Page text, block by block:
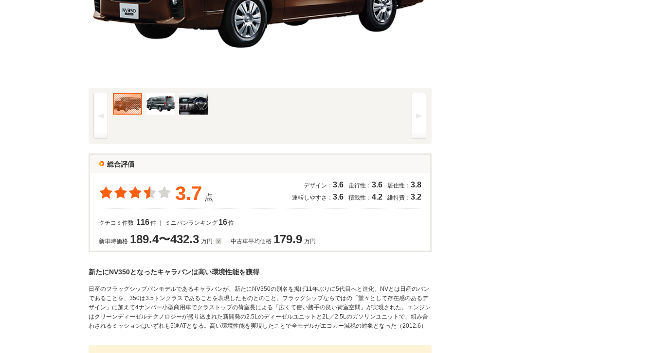
17年(H29)7月、MC時のフロント。仕様はグレードにより異なります (1/3枚)
総合評価
3.7 点
デザイン： 3.6 走行性： 3.6 居住性： 3.8
運転しやすさ： 3.6 積載性： 4.2 維持費： 3.2
クチコミ件数 116件 ｜ ミニバンランキング 16位
新車時価格 189.4〜432.3 万円 中古車平均価格 179.9 万円
新たにNV350となったキャラバンは高い環境性能を獲得
日産のフラッグシップバンモデルであるキャラバンが、新たにNV350の別名を掲げ11年ぶりに5代目へと進化。NVとは日産のバン
であることを、350は3.5トンクラスであることを表現したものとのこと。フラッグシップならではの「堂々として存在感のあるデ
ザイン」に加えて4ナンバー小型商用車でクラストップの荷室長による「広くて使い勝手の良い荷室空間」が実現された。エンジン
はクリーンディーゼルテクノロジーが盛り込まれた新開発の2.5Lのディーゼルユニットと2L／2.5Lのガソリンユニットで、組み合
わされるミッションはいずれも5速ATとなる。高い環境性能を実現したことで全モデルがエコカー減税の対象となった（2012.6）